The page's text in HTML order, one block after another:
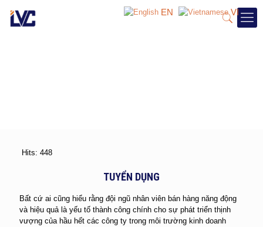
Hits: 448
TUYỂN DỤNG
Bất cứ ai cũng hiểu rằng đội ngũ nhân viên bán hàng năng động
và hiệu quả là yếu tố thành công chính cho sự phát triển thịnh
vượng của hầu hết các công ty trong môi trường kinh doanh
EN VI